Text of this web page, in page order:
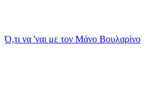
Ό,τι να 'ναι με τον Μάνο Βουλαρίνο